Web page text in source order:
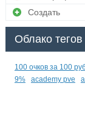
Создать
Облако тегов
100 очков за 100
9%
academy pve